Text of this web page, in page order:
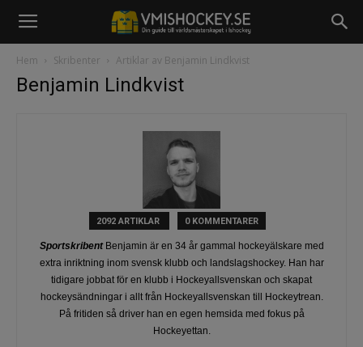
Hem Skribenter Artiklar av Benjamin Lindkvist
Benjamin Lindkvist
2092 ARTIKLAR 0 KOMMENTARER
SportskribentBenjamin är en 34 år gammal hockeyälskare med
extra inriktning inom svensk klubb och landslagshockey. Han har
tidigare jobbat för en klubb i Hockeyallsvenskan och skapat
hockeysändningar i allt från Hockeyallsvenskan till Hockeytrean.
På fritiden så driver han en egen hemsida med fokus på
Hockeyettan.